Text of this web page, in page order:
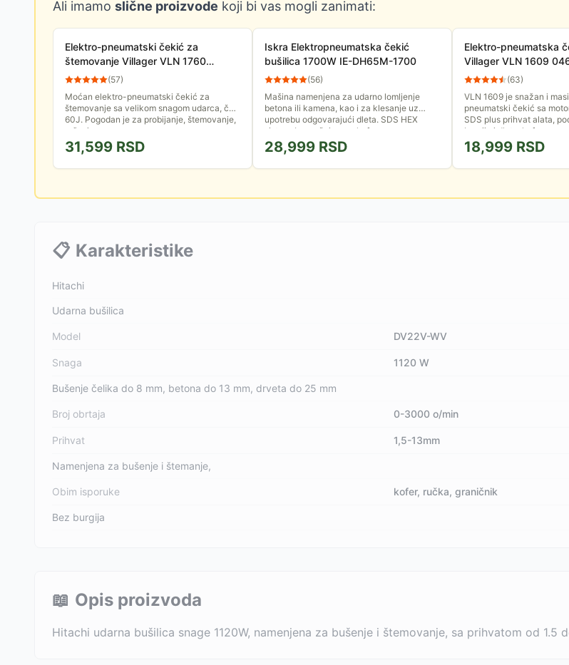
Ali imamo slične proizvode koji bi vas mogli zanimati:
Elektro-pneumatski čekić za
štemovanje Villager VLN 1760
046498 (57)
Moćan elektro-pneumatski čekić za
štemovanje sa velikom snagom udarca, čak
60J. Pogodan je za probijanje, štemovanje,
rušenje...
31,599 RSD
Iskra Elektropneumatska čekić
bušilica 1700W IE-DH65M-1700
(56)
Mašina namenjena za udarno lomljenje
betona ili kamena, kao i za klesanje uz
upotrebu odgovarajući dleta. SDS HEX
sistem. Isporučuje se u koferu.
28,999 RSD
Elektro-pneumatska
Villager VLN 1609
(63)
VLN 1609 je snažan i
pneumatski čekić sa
SDS plus prihvat alata,
burgija i dleta, kofer.
18,999 RSD
📋 Karakteristike
Hitachi
Udarna bušilica
Model DV22V-WV
Snaga 1120 W
Bušenje čelika do 8 mm, betona do 13 mm, drveta do 25 mm
Broj obrtaja 0-3000 o/min
Prihvat 1,5-13mm
Namenjena za bušenje i štemanje,
Obim isporuke kofer, ručka, graničnik
Bez burgija
📖 Opis proizvoda
Hitachi udarna bušilica snage 1120W, namenjena za bušenje i štemovanje, sa prihvatom od 1.5